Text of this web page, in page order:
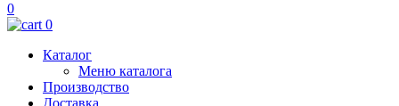
0
0
Каталог
Меню каталога
Производство
Доставка